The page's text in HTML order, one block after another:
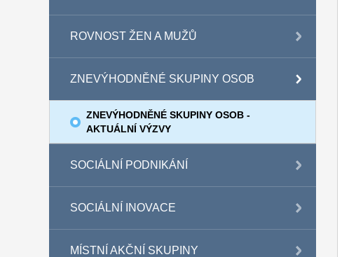
ROVNOST ŽEN A MUŽŮ
ZNEVÝHODNĚNÉ SKUPINY OSOB
ZNEVÝHODNĚNÉ SKUPINY OSOB -
AKTUÁLNÍ VÝZVY
SOCIÁLNÍ PODNIKÁNÍ
SOCIÁLNÍ INOVACE
MÍSTNÍ AKČNÍ SKUPINY